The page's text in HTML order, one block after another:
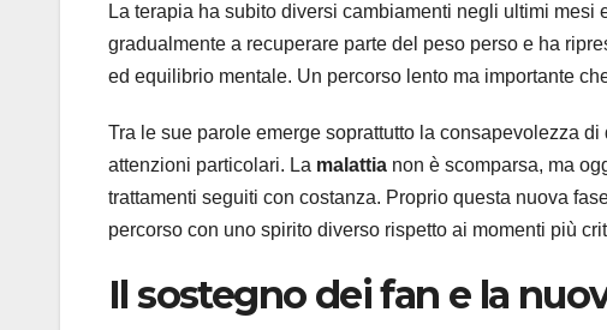
La terapia ha subito diversi cambiamenti negli ultimi mesi
gradualmente a recuperare parte del peso perso e ha
ed equilibrio mentale. Un percorso lento ma importante
Tra le sue parole emerge soprattutto la consapevolezza
attenzioni particolari. La malattia non è scomparsa, ma
trattamenti seguiti con costanza. Proprio questa nuova
percorso con uno spirito diverso rispetto ai momenti più
Il sostegno dei fan e la